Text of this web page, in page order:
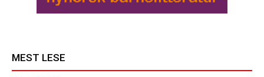
MEST LESE